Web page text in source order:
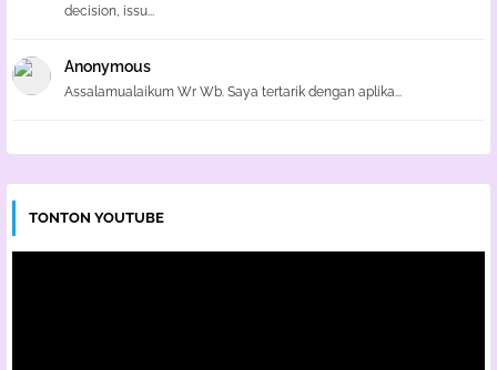
decision, issu...
Anonymous
Assalamualaikum Wr Wb. Saya tertarik dengan aplika...
TONTON YOUTUBE